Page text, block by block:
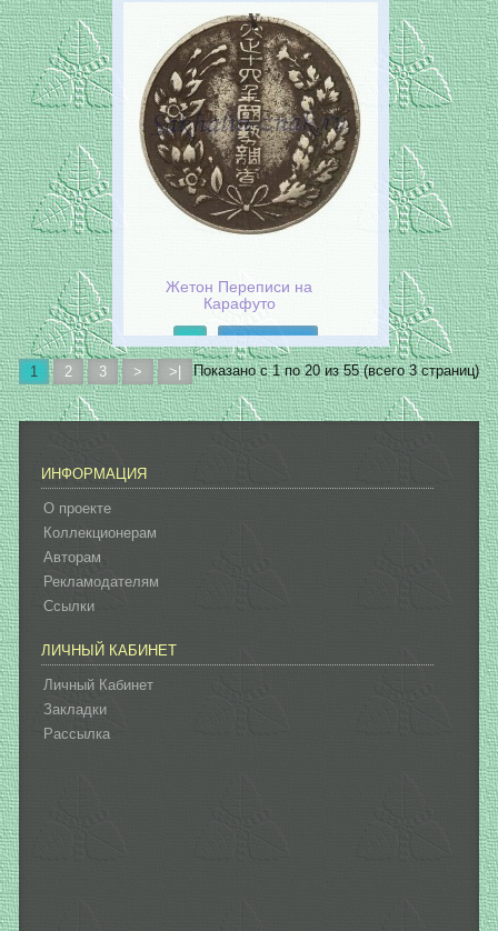
Жетон Переписи на
Карафуто
1
2 3 > >| Показано с 1 по 20 из 55 (всего 3 страниц)
ИНФОРМАЦИЯ
О проекте
Коллекционерам
Авторам
Рекламодателям
Ссылки
ЛИЧНЫЙ КАБИНЕТ
Личный Кабинет
Закладки
Рассылка